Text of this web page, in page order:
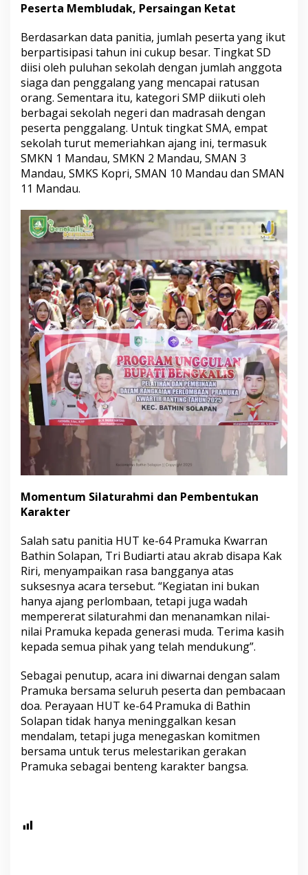
Peserta Membludak, Persaingan Ketat
Berdasarkan data panitia, jumlah peserta yang ikut
berpartisipasi tahun ini cukup besar. Tingkat SD
diisi oleh puluhan sekolah dengan jumlah anggota
siaga dan penggalang yang mencapai ratusan
orang. Sementara itu, kategori SMP diikuti oleh
berbagai sekolah negeri dan madrasah dengan
peserta penggalang. Untuk tingkat SMA, empat
sekolah turut memeriahkan ajang ini, termasuk
SMKN 1 Mandau, SMKN 2 Mandau, SMAN 3
Mandau, SMKS Kopri, SMAN 10 Mandau dan SMAN
11 Mandau.
Momentum Silaturahmi dan Pembentukan
Karakter
Salah satu panitia HUT ke-64 Pramuka Kwarran
Bathin Solapan, Tri Budiarti atau akrab disapa Kak
Riri, menyampaikan rasa bangganya atas
suksesnya acara tersebut. “Kegiatan ini bukan
hanya ajang perlombaan, tetapi juga wadah
mempererat silaturahmi dan menanamkan nilai-
nilai Pramuka kepada generasi muda. Terima kasih
kepada semua pihak yang telah mendukung”.
Sebagai penutup, acara ini diwarnai dengan salam
Pramuka bersama seluruh peserta dan pembacaan
doa. Perayaan HUT ke-64 Pramuka di Bathin
Solapan tidak hanya meninggalkan kesan
mendalam, tetapi juga menegaskan komitmen
bersama untuk terus melestarikan gerakan
Pramuka sebagai benteng karakter bangsa.